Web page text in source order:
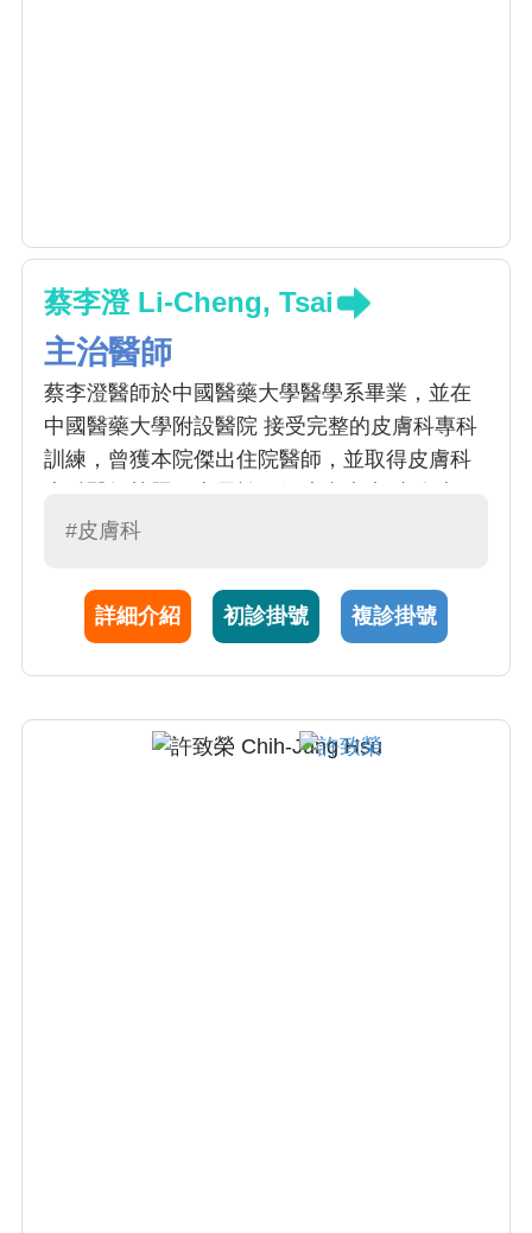
蔡李澄 Li-Cheng, Tsai
主治醫師
蔡李澄醫師於中國醫藥大學醫學系畢業，並在
中國醫藥大學附設醫院 接受完整的皮膚科專科
訓練，曾獲本院傑出住院醫師，並取得皮膚科
香港腳、體癬、蕁麻疹、濕疹、脂漏性皮膚
性皮膚炎、癢疹、白斑、皮膚感染疾患、指甲
疾患、落髮疾患、皮膚腫瘤。
#皮膚科
詳細介紹 初診掛號 複診掛號